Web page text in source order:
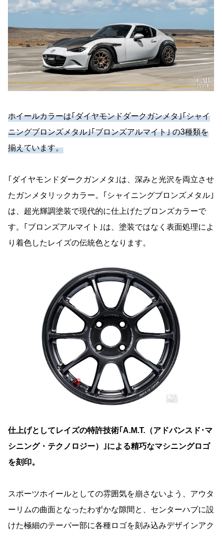
ホイールカラーは｢ダイヤモンドダークガンメタ｣｢シャイ
ニングブロンズメタル｣｢ブロンズアルマイト｣ の3種類を
揃えています。
｢ダイヤモンドダークガンメタ｣は、深みと光沢を両立させ
たガンメタリックカラー。｢シャイニングブロンズメタル｣
は、超光輝調塗装で現代的に仕上げたブロンズカラーで
す。｢ブロンズアルマイト｣は、塗装ではなく表面処理によ
り着色したレイズの伝統色となります。
仕上げとしてレイズの特許技術｢A.M.T.（アドバンスド･マ
シニング・テクノロジー）｣による精巧なマシニングロゴ
を刻印。
スポーツホイールとしての雰囲気を崩さないよう、アウタ
ーリムの曲面となったわずかな隙間と、センターハブに設
けた極細のテーパー部に各種ロゴを刻み込みデザインアク